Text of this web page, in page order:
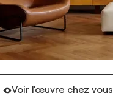
Voir l'œuvre chez vous